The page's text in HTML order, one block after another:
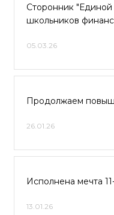
Сторонник
школьников
05.03.26
Продолжаем
26.01.26
Исполнена мечта
13.01.26